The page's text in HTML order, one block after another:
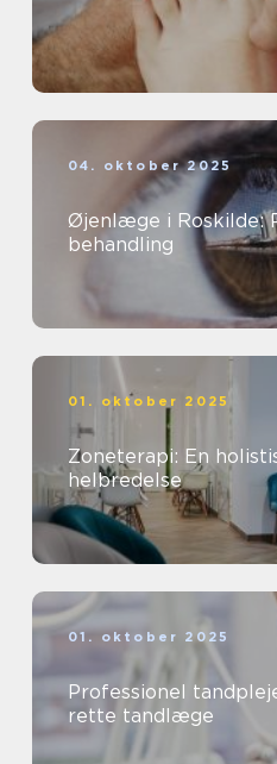
04. oktober 2025
Øjenlæge i Roskilde:
behandling
01. oktober 2025
Zoneterapi: En
helbredelse
01. oktober 2025
Professionel
rette tandlæge